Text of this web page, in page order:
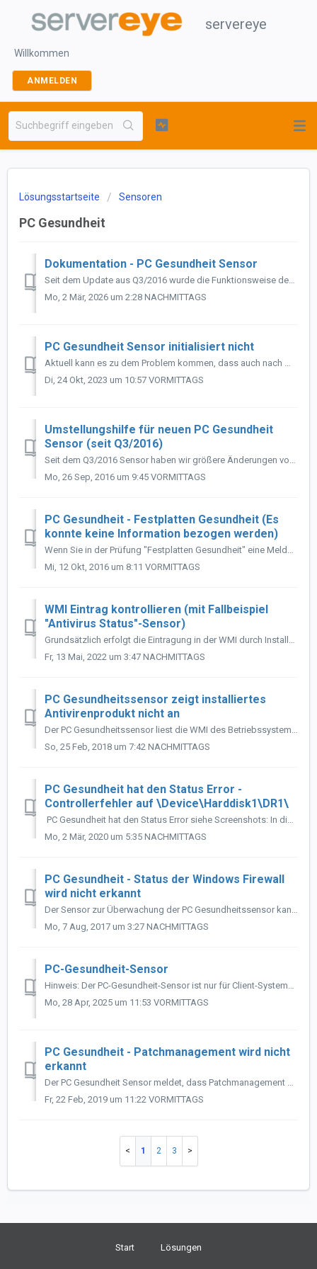
servereye
Willkommen
ANMELDEN
Lösungsstartseite Sensoren
PC Gesundheit
Dokumentation - PC Gesundheit Sensor
Seit dem Update aus Q3/2016 wurde die Funktionsweise des PC Gesundheit Sensors angepasst. Hier fassen wir die wichtigsten Punkte zusammen, die Du ...
Mo, 2 Mär, 2026 um 2:28 NACHMITTAGS
PC Gesundheit Sensor initialisiert nicht
Aktuell kann es zu dem Problem kommen, dass auch nach mehreren Stunden der PC Gesundheit Sensor nicht initialisiert. Der PC-Gesundheit-Sensor besteht a...
Di, 24 Okt, 2023 um 10:57 VORMITTAGS
Umstellungshilfe für neuen PC Gesundheit
Sensor (seit Q3/2016)
Seit dem Q3/2016 Sensor haben wir größere Änderungen vorgenommen. Dies kann dazu führen, dass Sie den ein oder anderen Alarm im OCC erhalten. Die genau...
Mo, 26 Sep, 2016 um 9:45 VORMITTAGS
PC Gesundheit - Festplatten Gesundheit (Es
konnte keine Information bezogen werden)
Wenn Sie in der Prüfung "Festplatten Gesundheit" eine Meldung erhalten , dass ein (oder alle) Logischen Datenträger keine Information erhalten. ...
Mi, 12 Okt, 2016 um 8:11 VORMITTAGS
WMI Eintrag kontrollieren (mit Fallbeispiel
"Antivirus Status"-Sensor)
Grundsätzlich erfolgt die Eintragung in der WMI durch Installation der Software. Sollte dies nicht funktioniert haben und eine Neuinstallation bringt e...
Fr, 13 Mai, 2022 um 3:47 NACHMITTAGS
PC Gesundheitssensor zeigt installiertes
Antivirenprodukt nicht an
Der PC Gesundheitssensor liest die WMI des Betriebssystems aus, in der die installierte Antivirenlösung sich normalerweise einträgt. Ist dies nicht der F...
So, 25 Feb, 2018 um 7:42 NACHMITTAGS
PC Gesundheit hat den Status Error -
Controllerfehler auf \Device\Harddisk1\DR1\
PC Gesundheit hat den Status Error siehe Screenshots: In diesem konkreten Fall ist das kein Fehlalarm sondern eine korrekte Fehlermeldung. Der...
Mo, 2 Mär, 2020 um 5:35 NACHMITTAGS
PC Gesundheit - Status der Windows Firewall
wird nicht erkannt
Der Sensor zur Überwachung der PC Gesundheitssensor kann die Windows-Interne Firewall nicht erfassen, da diese keine Einträge in die WMI vornimmt und vollst...
Mo, 7 Aug, 2017 um 3:27 NACHMITTAGS
PC-Gesundheit-Sensor
Hinweis: Der PC-Gesundheit-Sensor ist nur für Client-Systeme wie Windows Vista, 8 und 10 bestimmt. Windows Server werden hingegen nicht unterstützt. Di...
Mo, 28 Apr, 2025 um 11:53 VORMITTAGS
PC Gesundheit - Patchmanagement wird nicht
erkannt
Der PC Gesundheit Sensor meldet, dass Patchmanagement nicht aktiv ist und meldet daher Windows Updates. Wir haben aber Patchmanagement aktiviert - nach kurz...
Fr, 22 Feb, 2019 um 11:22 VORMITTAGS
1 2 3
Start Lösungen